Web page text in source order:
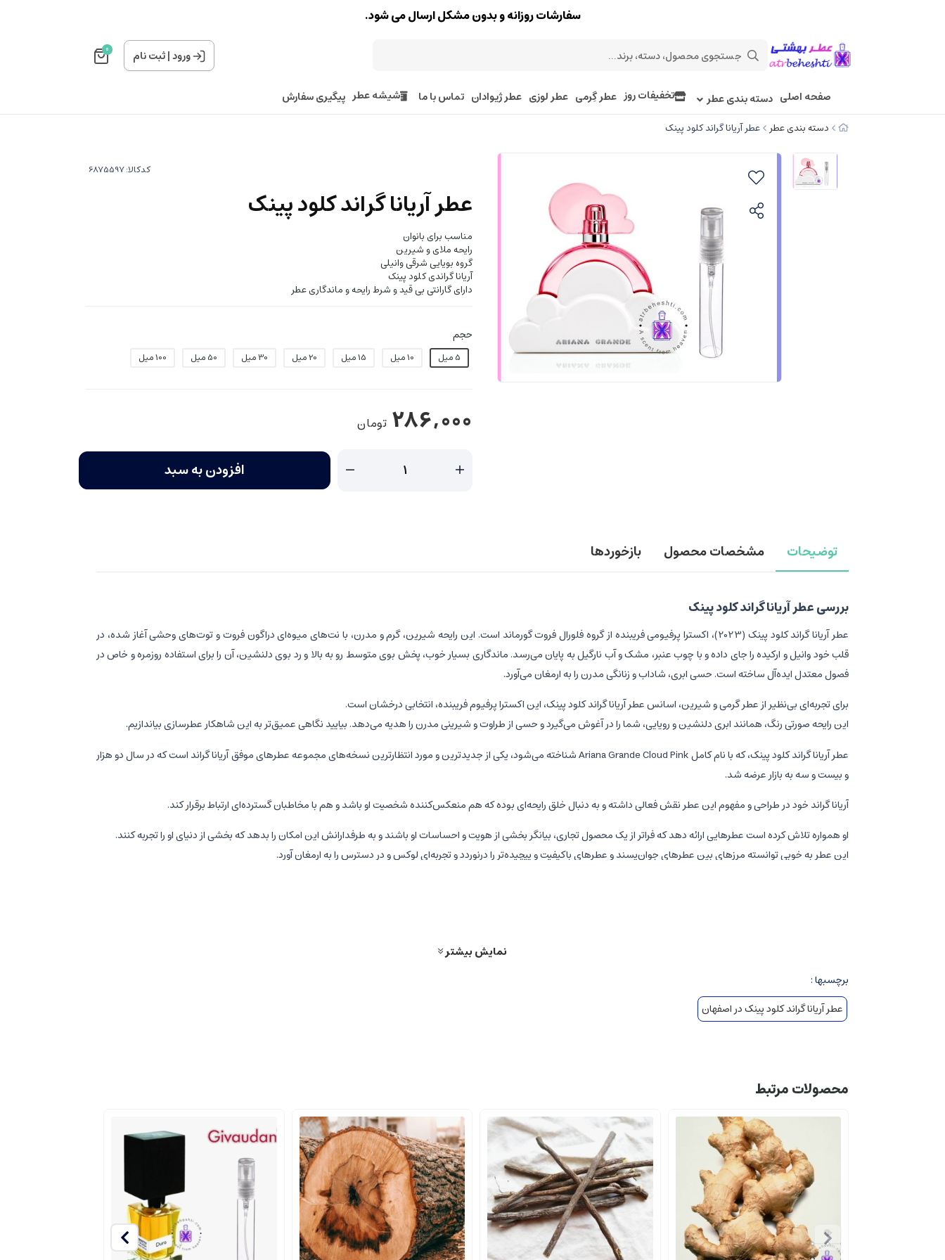
سفارشات روزانه و بدون مشکل ارسال می شود.
ورود|ثبت نام 0
صفحه اصلی دسته بندی عطر تخفیفات روز عطر گِرمی عطر لوزی عطر ژیوادان تماس با ما شیشه عطر پیگیری سفارش
دسته بندی عطر عطر آریانا گراند کلود پینک
کدکالا:
عطر آریانا گراند کلود پینک
مناسب برای بانوان
رایحه ملای و شیرین
گروه بویایی شرقی وانیلی
آریانا گراندی کلود پینک
دارای گارانتی بی قید و شرط رایحه و ماندگاری عطر
حجم
5 میل 10 میل 15 میل 20 میل 30 میل 50 میل 100 میل
286,000 تومان
افزودن به سبد
توضیحات مشخصات محصول بازخوردها
بررسی عطر آریانا گراند کلود پینک
عطر آریانا گراند کلود پینک (2023)، اکسترا پرفیومی فریبنده از گروه فلورال فروت گورماند است. این رایحه شیرین، گرم و مدرن، با نت‌های میوه‌ای دراگون فروت و توت‌های وحشی آغاز شده، در
قلب خود وانیل و ارکیده را جای داده و با چوب عنبر، مشک و آب نارگیل به پایان می‌رسد. ماندگاری بسیار خوب، پخش بوی متوسط رو به بالا و رد بوی دلنشین، آن را برای استفاده روزمره و خاص در
فصول معتدل ایده‌آل ساخته است. حسی ابری، شاداب و زنانگی مدرن را به ارمغان می‌آورد.
برای تجربه‌ای بی‌نظیر از عطر گرمی و شیرین، اسانس عطر آریانا گراند کلود پینک، این اکسترا پرفیوم فریبنده، انتخابی درخشان است.
این رایحه صورتی رنگ، همانند ابری دلنشین و رویایی، شما را در آغوش می‌گیرد و حسی از طراوت و شیرینی مدرن را هدیه می‌دهد. بیایید نگاهی عمیق‌تر به این شاهکار عطرسازی بیاندازیم.
عطر آریانا گراند کلود پینک، که با نام کامل Ariana Grande Cloud Pink شناخته می‌شود، یکی از جدیدترین و مورد انتظارترین نسخه‌های مجموعه عطرهای موفق آریانا گراند است که در سال دو هزار
و بیست و سه به بازار عرضه شد.
آریانا گراند خود در طراحی و مفهوم این عطر نقش فعالی داشته و به دنبال خلق رایحه‌ای بوده که هم منعکس‌کننده شخصیت او باشد و هم با مخاطبان گسترده‌ای ارتباط برقرار کند.
او همواره تلاش کرده است عطرهایی ارائه دهد که فراتر از یک محصول تجاری، بیانگر بخشی از هویت و احساسات او باشند و به طرفدارانش این امکان را بدهد که بخشی از دنیای او را تجربه کنند.
این عطر به خوبی توانسته مرزهای بین عطرهای جوان‌پسند و عطرهای باکیفیت و پیچیده‌تر را درنوردد و تجربه‌ای لوکس و در دسترس را به ارمغان آورد.
این عطر با انفجاری شاداب و سرزنده از نت‌های آغازین خود را نمایان می‌کند که شامل میوه‌های آبدار و پرانرژی است.
در لحظات اولیه، شما با ترکیبی درخشان از پیتایا یا میوه دراگون فروت روبرو می‌شوید که حسی عجیب و غریب و در عین حال شیرین و ملایم را به ارمغان می‌آورد.
این نت میوه‌ای خاص، با توت‌های وحشی که طعمی ترش و شیرین و آبدار دارند، در هم آمیخته و یک افتتاحیه پر جنب و جوش و فریبنده را ایجاد می‌کند.
پس از گذشت چند لحظه، این لایه‌های اولیه به آرامی جای خود را به نت‌های میانی و قلب تپنده عطر می‌دهند.
در این بخش، تلفیقی هنرمندانه از وانیل و ارکیده نمایان می‌شود.
وانیل اینجا نه تنها به شیرینی عطر می‌افزاید، بلکه با حسی گرم و کرمی، عمق و بافتی مخملی به رایحه می‌بخشد.
این وانیل، شیرینی‌ای بالغ و جذاب دارد، نه از نوع بیش از حد قندی، بلکه وانیلی نرم و دلنشین که یادآور شیرینی‌های خوش‌طعم و تازه پخته شده است.
ارکیده، با ظرافت خاص خود، یک لایه گلی ملایم و کمی پودری به ترکیب اضافه می‌کند که به تعدیل شیرینی میوه‌ها و وانیل کمک کرده و حسی از پیچیدگی و زنانگی را وارد ماجرا می‌کند.
این ترکیب میانی، حسی از راحتی و دلنشینی را ایجاد می‌کند که شما را در آغوش می‌گیرد و آرامش‌بخش است.
در نهایت، با خشک شدن عطر بر روی پوست، نت‌های پایه خود را به آرامی آشکار می‌سازند که ماندگارترین و عمیق‌ترین بخش رایحه را تشکیل می‌دهند.
در این مرحله، چوب عنبر که حسی گرم، رزینی و کمی دودی دارد، با مشک ملایم و لطیف در هم می‌آمیزد.
نمایش بیشتر
برچسبها :
عطر آریانا گراند کلود پینک در اصفهان
محصولات مرتبط